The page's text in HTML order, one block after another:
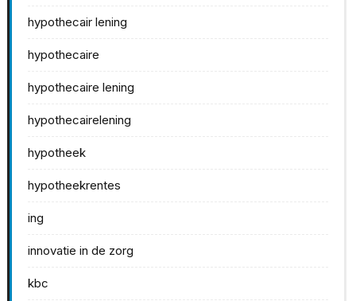
hypothecair lening
hypothecaire
hypothecaire lening
hypothecairelening
hypotheek
hypotheekrentes
ing
innovatie in de zorg
kbc